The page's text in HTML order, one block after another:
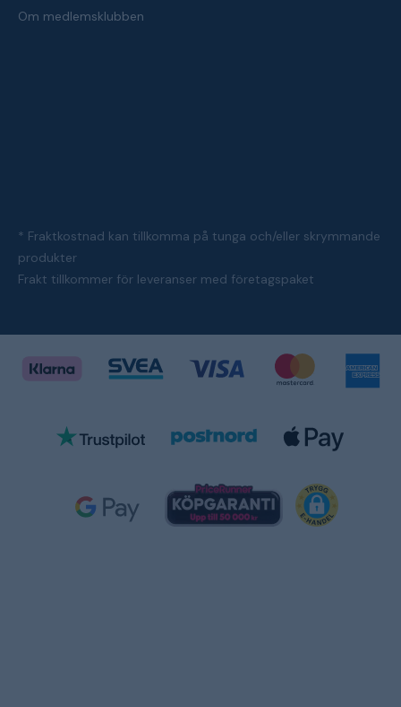
Om medlemsklubben
* Fraktkostnad kan tillkomma på tunga och/eller skrymmande
produkter
Frakt tillkommer för leveranser med företagspaket